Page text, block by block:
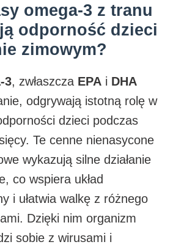
omega-3 z tranu
odporność dzieci
zimowym?
3, zwłaszcza EPA i DHA
odgrywają istotną rolę w
dzieci podczas
Te cenne nienasycone
wykazują silne działanie
co wspiera układ
i ułatwia walkę z różnego
Dzięki nim organizm
sobie z wirusami i